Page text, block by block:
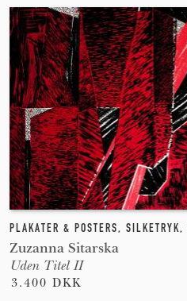
PLAKATER & POSTERS, SILKETRYK,
Zuzanna Sitarska
Uden Titel II
3.400 DKK